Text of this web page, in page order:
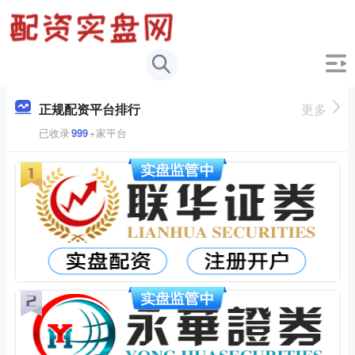
正规配资平台排行
已收录999+家平台
更多